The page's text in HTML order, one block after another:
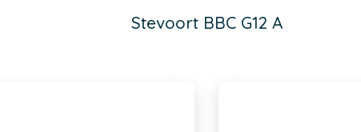
Stevoort BBC G12 A